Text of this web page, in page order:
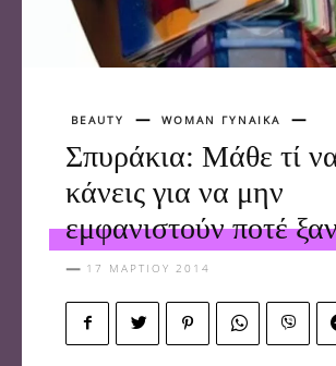
BEAUTY WOMAN ΓΥΝΑΙΚΑ
Σπυράκια: Μάθε τί
κάνεις για να μην
εμφανιστούν ποτέ
17 ΜΑΡΤΊΟΥ 2014